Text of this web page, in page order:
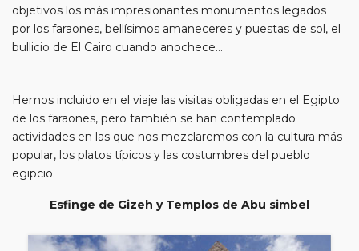
objetivos los más impresionantes monumentos legados
por los faraones, bellísimos amaneceres y puestas de sol, el
bullicio de El Cairo cuando anochece...
Hemos incluido en el viaje las visitas obligadas en el Egipto
de los faraones, pero también se han contemplado
actividades en las que nos mezclaremos con la cultura más
popular, los platos típicos y las costumbres del pueblo
egipcio.
Esfinge de Gizeh y Templos de Abu simbel